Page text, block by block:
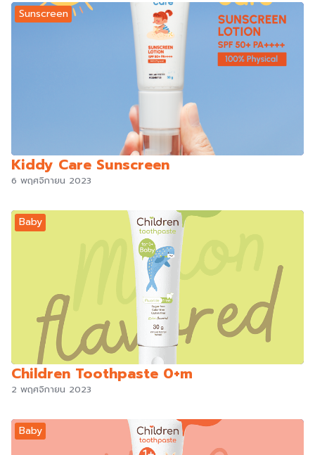
Sunscreen
Kiddy Care Sunscreen
6 พฤศจิกายน 2023
Baby
Children Toothpaste 0+m
2 พฤศจิกายน 2023
Baby